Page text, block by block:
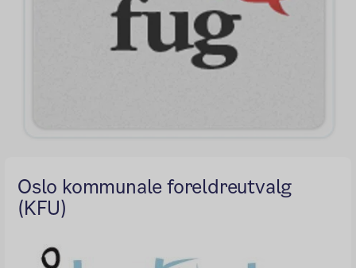
Oslo kommunale foreldreutvalg
(KFU)